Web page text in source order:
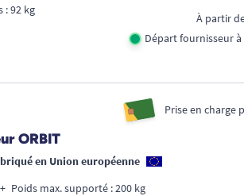
: 92 kg
À partir
Départ fournisseur
Prise en charge
ORBIT
en Union européenne
Poids max. supporté : 200 kg